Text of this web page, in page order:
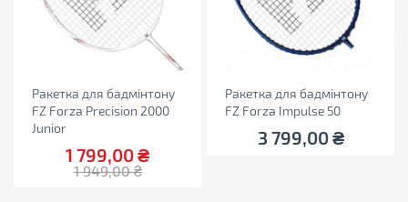
Ракетка для бадмінтону
FZ Forza Precision 2000
Junior
1 799,00₴
1 949,00₴
Ракетка для бадмінтону
FZ Forza Impulse 50
3 799,00₴